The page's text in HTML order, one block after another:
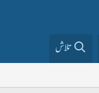
تلاش